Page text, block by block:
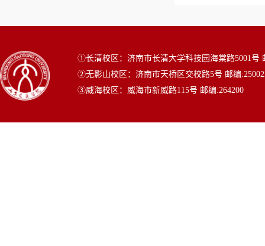
①长清校区：济南市长清大学科技园海棠路5001号
②无影山校区：济南市天桥区交校路5号 邮编
③威海校区：威海市新威路115号 邮编:264200